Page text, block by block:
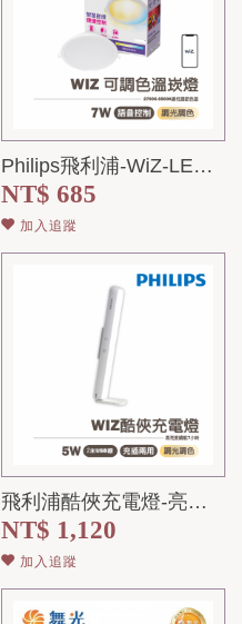
Philips飛利浦-WiZ-LED可調色溫嵌燈7W-9cm
NT$ 685
加入追蹤
飛利浦酷俠充電燈-亮度色溫可調
NT$ 1,120
加入追蹤